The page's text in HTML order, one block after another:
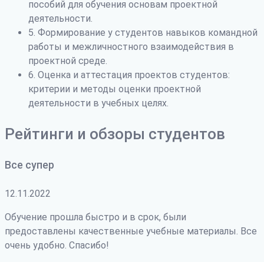
пособий для обучения основам проектной
деятельности.
5. Формирование у студентов навыков командной
работы и межличностного взаимодействия в
проектной среде.
6. Оценка и аттестация проектов студентов:
критерии и методы оценки проектной
деятельности в учебных целях.
Рейтинги и обзоры студентов
Все супер
12.11.2022
Обучение прошла быстро и в срок, были
предоставлены качественные учебные материалы. Все
очень удобно. Спасибо!